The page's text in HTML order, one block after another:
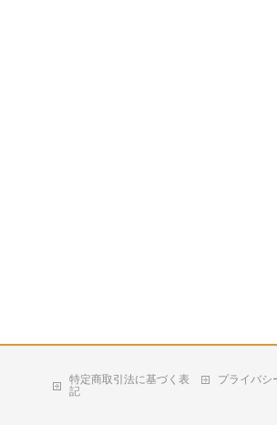
特定商取引法に基づく表
記
プライバシ